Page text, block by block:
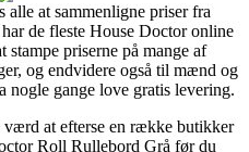
at sammenligne priser fra
de fleste House Doctor online
priserne på mange af
og endvidere også til mænd og
gange love gratis levering.
at efterse en række butikker
Roll Rullebord Grå før du